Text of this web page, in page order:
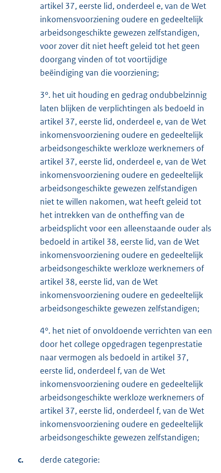
artikel 37, eerste lid, onderdeel e, van de Wet
inkomensvoorziening oudere en gedeeltelijk
arbeidsongeschikte gewezen zelfstandigen,
voor zover dit niet heeft geleid tot het geen
doorgang vinden of tot voortijdige
beëindiging van die voorziening;
3°. het uit houding en gedrag ondubbelzinnig
laten blijken de verplichtingen als bedoeld in
artikel 37, eerste lid, onderdeel e, van de Wet
inkomensvoorziening oudere en gedeeltelijk
arbeidsongeschikte werkloze werknemers of
artikel 37, eerste lid, onderdeel e, van de Wet
inkomensvoorziening oudere en gedeeltelijk
arbeidsongeschikte gewezen zelfstandigen
niet te willen nakomen, wat heeft geleid tot
het intrekken van de ontheffing van de
arbeidsplicht voor een alleenstaande ouder als
bedoeld in artikel 38, eerste lid, van de Wet
inkomensvoorziening oudere en gedeeltelijk
arbeidsongeschikte werkloze werknemers of
artikel 38, eerste lid, van de Wet
inkomensvoorziening oudere en gedeeltelijk
arbeidsongeschikte gewezen zelfstandigen;
4°. het niet of onvoldoende verrichten van een
door het college opgedragen tegenprestatie
naar vermogen als bedoeld in artikel 37,
eerste lid, onderdeel f, van de Wet
inkomensvoorziening oudere en gedeeltelijk
arbeidsongeschikte werkloze werknemers of
artikel 37, eerste lid, onderdeel f, van de Wet
inkomensvoorziening oudere en gedeeltelijk
arbeidsongeschikte gewezen zelfstandigen;
c. derde categorie: